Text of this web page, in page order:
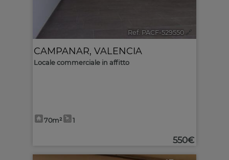
Ref. PACF-529550 🔗
CAMPANAR, VALENCIA
Locale commerciale in affitto
70m² 1
550€